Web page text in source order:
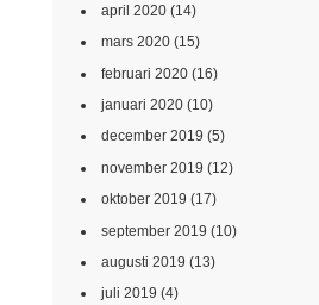
april 2020(14)
mars 2020(15)
februari 2020(16)
januari 2020(10)
december 2019 (5)
november 2019 (12)
oktober 2019 (17)
september 2019 (10)
augusti 2019 (13)
juli 2019 (4)